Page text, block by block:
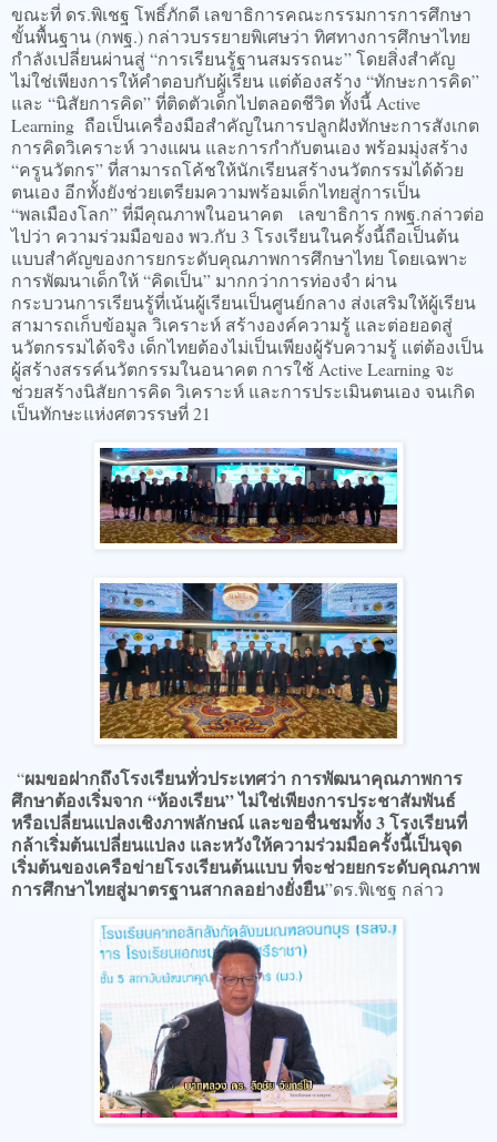
ขณะที่ ดร.พิเชฐ โพธิ์ภักดี เลขาธิการคณะกรรมการการศึกษา
ขั้นพื้นฐาน (กพฐ.) กล่าวบรรยายพิเศษว่า ทิศทางการศึกษาไทย
กำลังเปลี่ยนผ่านสู่ “การเรียนรู้ฐานสมรรถนะ” โดยสิ่งสำคัญ
ไม่ใช่เพียงการให้คำตอบกับผู้เรียน แต่ต้องสร้าง “ทักษะการคิด”
และ “นิสัยการคิด” ที่ติดตัวเด็กไปตลอดชีวิต ทั้งนี้ Active
Learning ถือเป็นเครื่องมือสำคัญในการปลูกฝังทักษะการสังเกต
การคิดวิเคราะห์ วางแผน และการกำกับตนเอง พร้อมมุ่งสร้าง
“ครูนวัตกร” ที่สามารถโค้ชให้นักเรียนสร้างนวัตกรรมได้ด้วย
ตนเอง อีกทั้งยังช่วยเตรียมความพร้อมเด็กไทยสู่การเป็น
“พลเมืองโลก” ที่มีคุณภาพในอนาคต เลขาธิการ กพฐ.กล่าวต่อ
ไปว่า ความร่วมมือของ พว.กับ 3 โรงเรียนในครั้งนี้ถือเป็นต้น
แบบสำคัญของการยกระดับคุณภาพการศึกษาไทย โดยเฉพาะ
การพัฒนาเด็กให้ “คิดเป็น” มากกว่าการท่องจำ ผ่าน
กระบวนการเรียนรู้ที่เน้นผู้เรียนเป็นศูนย์กลาง ส่งเสริมให้ผู้เรียน
สามารถเก็บข้อมูล วิเคราะห์ สร้างองค์ความรู้ และต่อยอดสู่
นวัตกรรมได้จริง เด็กไทยต้องไม่เป็นเพียงผู้รับความรู้ แต่ต้องเป็น
ผู้สร้างสรรค์นวัตกรรมในอนาคต การใช้ Active Learning จะ
ช่วยสร้างนิสัยการคิด วิเคราะห์ และการประเมินตนเอง จนเกิด
เป็นทักษะแห่งศตวรรษที่ 21
“ผมขอฝากถึงโรงเรียนทั่วประเทศว่า การพัฒนาคุณภาพการ
ศึกษาต้องเริ่มจาก “ห้องเรียน” ไม่ใช่เพียงการประชาสัมพันธ์
หรือเปลี่ยนแปลงเชิงภาพลักษณ์ และขอชื่นชมทั้ง 3 โรงเรียนที่
กล้าเริ่มต้นเปลี่ยนแปลง และหวังให้ความร่วมมือครั้งนี้เป็นจุด
เริ่มต้นของเครือข่ายโรงเรียนต้นแบบ ที่จะช่วยยกระดับคุณภาพ
การศึกษาไทยสู่มาตรฐานสากลอย่างยั่งยืน”ดร.พิเชฐ กล่าว